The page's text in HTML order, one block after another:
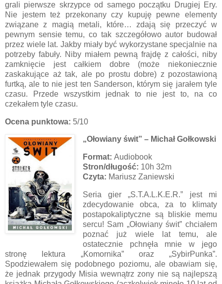
grali pierwsze skrzypce od samego początku Drugiej Ery.
Nie jestem też przekonany czy kupuję pewne elementy
związane z magią metali, które… zdają się przeczyć w
pewnym sensie temu, co tak szczegółowo autor budował
przez wiele lat. Jakby miały być wykorzystane specjalnie na
potrzeby fabuły. Niby miałem pewną frajdę z całości, niby
zamknięcie jest całkiem dobre (może niekoniecznie
zaskakujące aż tak, ale po prostu dobre) z pozostawioną
furtką, ale to nie jest ten Sanderson, którym się jarałem tyle
czasu. Przede wszystkim jednak to nie jest to, na co
czekałem tyle czasu.
Ocena punktowa: 5/10
„Ołowiany świt” – Michał Gołkowski
Format: Audiobook
Stron/długość: 10h 32m
Czyta: Mariusz Zaniewski
Seria gier „S.T.A.L.K.E.R.” jest mi
zdecydowanie obca, za to klimaty
postapokaliptyczne są bliskie memu
sercu! Sam „Ołowiany świt” chciałem
poznać już wiele lat temu, ale
ostatecznie pchnęła mnie w jego
stronę lektura „Komornika” oraz „SybirPunka”.
Spodziewałem się podobnego poziomu, ale obawiam się,
że jednak przygody Misia wewnątrz zony nie są najlepszą